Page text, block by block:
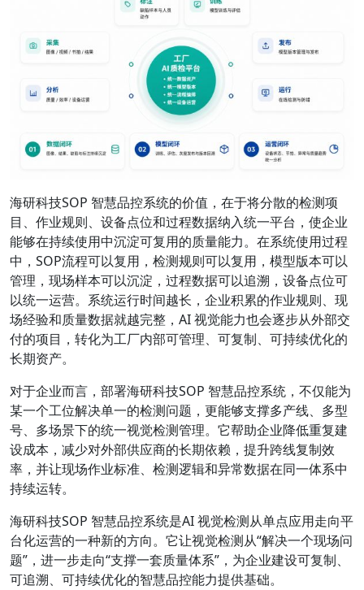
海研科技SOP 智慧品控系统的价值，在于将分散的检测项
目、作业规则、设备点位和过程数据纳入统一平台，使企业
能够在持续使用中沉淀可复用的质量能力。在系统使用过程
中，SOP流程可以复用，检测规则可以复用，模型版本可以
管理，现场样本可以沉淀，过程数据可以追溯，设备点位可
以统一运营。系统运行时间越长，企业积累的作业规则、现
场经验和质量数据就越完整，AI 视觉能力也会逐步从外部交
付的项目，转化为工厂内部可管理、可复制、可持续优化的
长期资产。
对于企业而言，部署海研科技SOP 智慧品控系统，不仅能为
某一个工位解决单一的检测问题，更能够支撑多产线、多型
号、多场景下的统一视觉检测管理。它帮助企业降低重复建
设成本，减少对外部供应商的长期依赖，提升跨线复制效
率，并让现场作业标准、检测逻辑和异常数据在同一体系中
持续运转。
海研科技SOP 智慧品控系统是AI 视觉检测从单点应用走向平
台化运营的一种新的方向。它让视觉检测从“解决一个现场问
题”，进一步走向“支撑一套质量体系”，为企业建设可复制、
可追溯、可持续优化的智慧品控能力提供基础。